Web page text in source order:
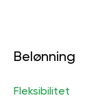
Belønning
Fleksibilitet